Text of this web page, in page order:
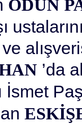
ODUN
’da